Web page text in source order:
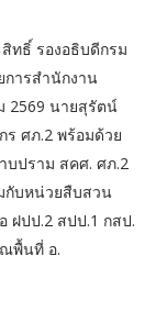
ทธิ์ รองอธิบดีกรม
ารสำนักงาน
2569 นายสุรัตน์
ร ศภ.2 พร้อมด้วย
ปราม สคศ. ศภ.2
กับหน่วยสืบสวน
ฝปป.2 สปป.1 กสป.
ณพื้นที่ อ.